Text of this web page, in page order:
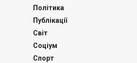
Політика
Публікації
Світ
Соціум
Спорт